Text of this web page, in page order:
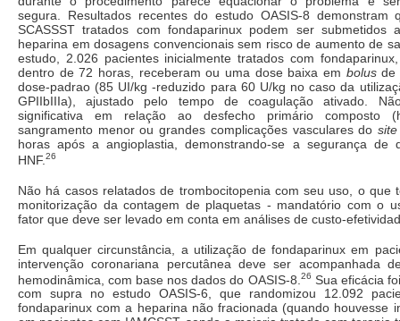
segura. Resultados recentes do estudo OASIS-8 demonstram
SCASSST tratados com fondaparinux podem ser submetidos
heparina em dosagens convencionais sem risco de aumento de
estudo, 2.026 pacientes inicialmente tratados com
dentro de 72 horas, receberam ou uma dose baixa em bolusde
dose-padrao (85 UI/kg -reduzido para 60 U/kg no caso da
GPIIbIIIa), ajustado pelo tempo de coagulação ativado.
significativa em relação ao desfecho primário composto
sangramento menor ou grandes complicações vasculares do
horas após a angioplastia, demonstrando-se a segurança de
HNF. 26
Não há casos relatados de trombocitopenia com seu uso, o que
monitorização da contagem de plaquetas - mandatório com o
fator que deve ser levado em conta em análises de custo-
Em qualquer circunstância, a utilização de fondaparinux em
intervenção coronariana percutânea deve ser acompanhada
hemodinâmica, com base nos dados do OASIS-8. 26 Sua eficácia
com supra no estudo OASIS-6, que randomizou 12.092
fondaparinux com a heparina não fracionada (quando houvesse